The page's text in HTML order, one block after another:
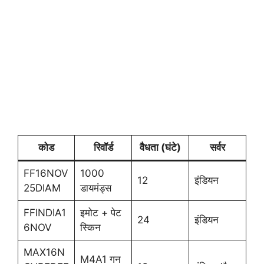
कोड रिवॉर्ड वैधता (घंटे) सर्वर
FF16NOV
25DIAM
1000
डायमंड्स
12 इंडियन
FFINDIA1
6NOV
इमोट + पेट
स्किन
24 इंडियन
MAX16N
M4A1 गन